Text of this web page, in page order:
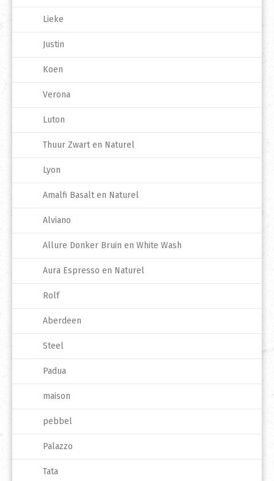
Lieke
Justin
Koen
Verona
Luton
Thuur Zwart en Naturel
Lyon
Amalfi Basalt en Naturel
Alviano
Allure Donker Bruin en White Wash
Aura Espresso en Naturel
Rolf
Aberdeen
Steel
Padua
maison
pebbel
Palazzo
Tata